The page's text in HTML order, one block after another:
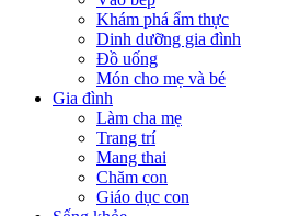
Khám phá ẩm thực
Dinh dưỡng gia đình
Đồ uống
Món cho mẹ và bé
Gia đình
Làm cha mẹ
Trang trí
Mang thai
Chăm con
Giáo dục con